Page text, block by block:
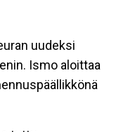
uudeksi
Ismo aloittaa